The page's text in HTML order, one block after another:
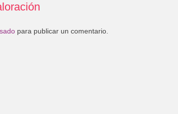
para publicar un comentario.